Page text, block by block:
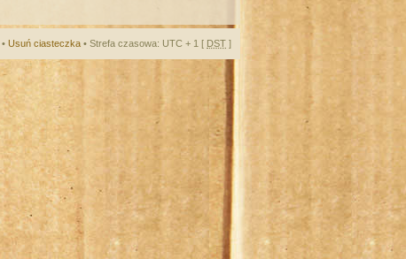
• Usuń ciasteczka • Strefa czasowa: UTC + 1 [ DST ]